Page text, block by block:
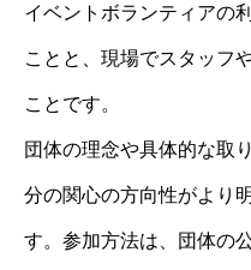
イベントボランティアの
ことと、現場でスタッフ
ことです。
団体の理念や具体的な取
分の関心の方向性がより
す。参加方法は、団体の